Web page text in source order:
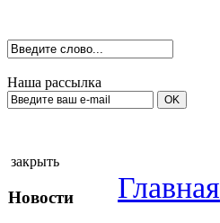
Наша рассылка
закрыть
Новости Главная